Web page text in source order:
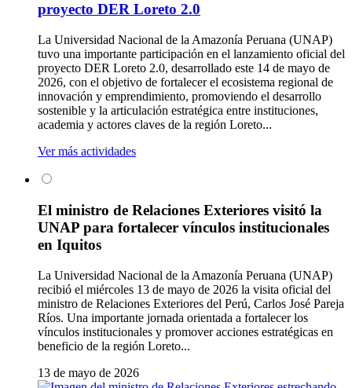
proyecto DER Loreto 2.0
La Universidad Nacional de la Amazonía Peruana (UNAP)
tuvo una importante participación en el lanzamiento oficial del
proyecto DER Loreto 2.0, desarrollado este 14 de mayo de
2026, con el objetivo de fortalecer el ecosistema regional de
innovación y emprendimiento, promoviendo el desarrollo
sostenible y la articulación estratégica entre instituciones,
academia y actores claves de la región Loreto...
Ver más actividades
El ministro de Relaciones Exteriores visitó la
UNAP para fortalecer vínculos institucionales
en Iquitos
La Universidad Nacional de la Amazonía Peruana (UNAP)
recibió el miércoles 13 de mayo de 2026 la visita oficial del
ministro de Relaciones Exteriores del Perú, Carlos José Pareja
Ríos. Una importante jornada orientada a fortalecer los
vínculos institucionales y promover acciones estratégicas en
beneficio de la región Loreto...
13 de mayo de 2026